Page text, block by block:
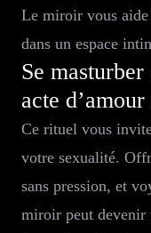
Le miroir vous
dans un espace
Se
acte
Ce rituel vous
votre sexualité.
sans pression, et
miroir peut devenir